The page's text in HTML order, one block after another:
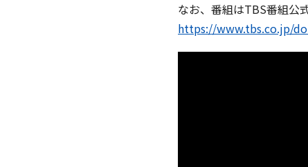
なお、番組はTBS番組公
https://www.tbs.co.jp/